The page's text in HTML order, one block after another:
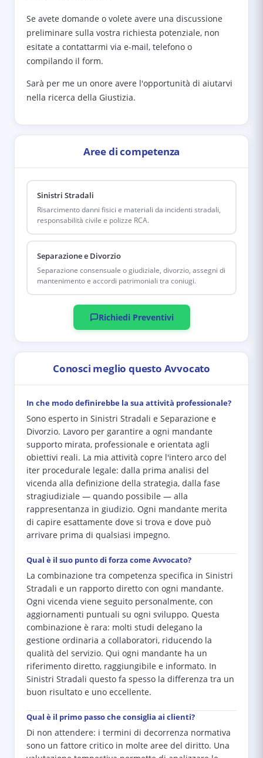
Se avete domande o volete avere una discussione
preliminare sulla vostra richiesta potenziale, non
esitate a contattarmi via e-mail, telefono o
compilando il form.
Sarà per me un onore avere l'opportunità di aiutarvi
nella ricerca della Giustizia.
Aree di competenza
Sinistri Stradali
Risarcimento danni fisici e materiali da incidenti stradali,
responsabilità civile e polizze RCA.
Separazione e Divorzio
Separazione consensuale o giudiziale, divorzio, assegni di
mantenimento e accordi patrimoniali tra coniugi.
Richiedi Preventivi
Conosci meglio questo Avvocato
In che modo definirebbe la sua attività professionale?
Sono esperto in Sinistri Stradali e Separazione e
Divorzio. Lavoro per garantire a ogni mandante
supporto mirata, professionale e orientata agli
obiettivi reali. La mia attività copre l'intero arco del
iter procedurale legale: dalla prima analisi del
vicenda alla definizione della strategia, dalla fase
stragiudiziale — quando possibile — alla
rappresentanza in giudizio. Ogni mandante merita
di capire esattamente dove si trova e dove può
arrivare prima di qualsiasi impegno.
Qual è il suo punto di forza come Avvocato?
La combinazione tra competenza specifica in Sinistri
Stradali e un rapporto diretto con ogni mandante.
Ogni vicenda viene seguito personalmente, con
aggiornamenti puntuali su ogni sviluppo. Questa
combinazione è rara: molti studi delegano la
gestione ordinaria a collaboratori, riducendo la
qualità del servizio. Qui ogni mandante ha un
riferimento diretto, raggiungibile e informato. In
Sinistri Stradali questo fa spesso la differenza tra un
buon risultato e uno eccellente.
Qual è il primo passo che consiglia ai clienti?
Di non attendere: i termini di decorrenza normativa
sono un fattore critico in molte aree del diritto. Una